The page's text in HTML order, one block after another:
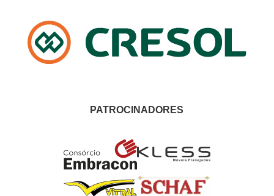
PATROCINADORES